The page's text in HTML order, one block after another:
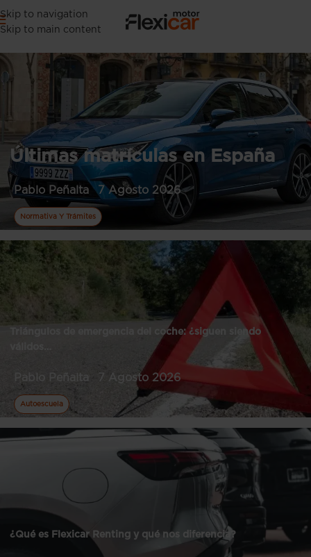
Skip to navigation
Skip to main content
Normativa Y Trámites
Últimas matrículas en España
Pablo Peñalta 7 Agosto 2026
Autoescuela
Triángulos de emergencia del coche: ¿siguen siendo
Pablo Peñalta 7 Agosto 2026
¿Qué es Flexicar Renting y qué nos diferencia?